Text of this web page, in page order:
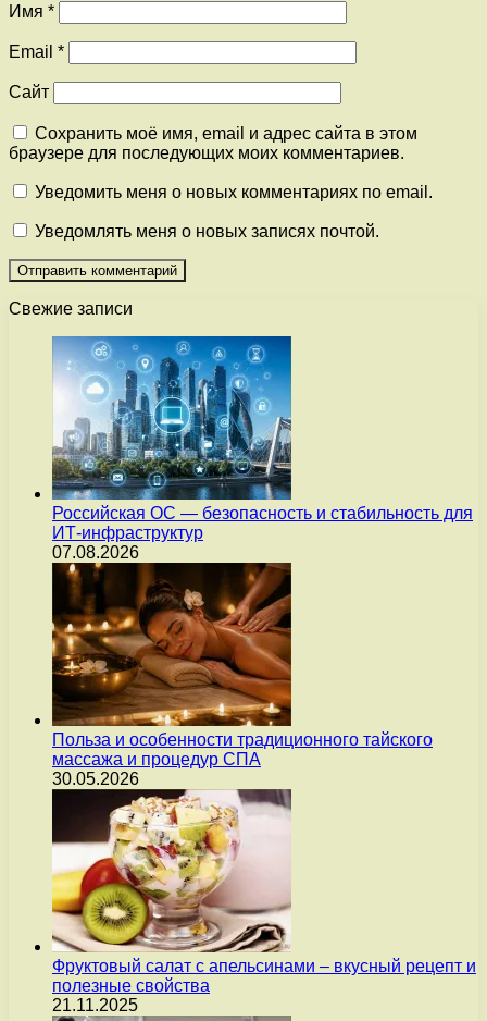
Имя *
Email *
Сайт
Сохранить моё имя, email и адрес сайта в этом
браузере для последующих моих комментариев.
Уведомить меня о новых комментариях по email.
Уведомлять меня о новых записях почтой.
Свежие записи
Российская ОС — безопасность и стабильность для
ИТ-инфраструктур
07.08.2026
Польза и особенности традиционного тайского
массажа и процедур СПА
30.05.2026
Фруктовый салат с апельсинами – вкусный рецепт и
полезные свойства
21.11.2025